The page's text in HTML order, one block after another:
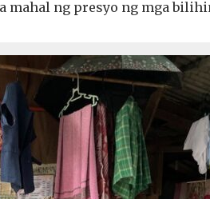
mahal ng presyo ng mga